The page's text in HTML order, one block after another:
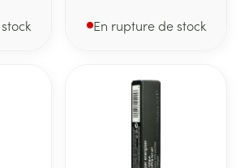
En rupture de stock